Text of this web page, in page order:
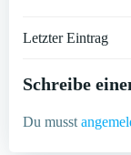
Post
Letzter Eintrag
Schreibe
Du musst